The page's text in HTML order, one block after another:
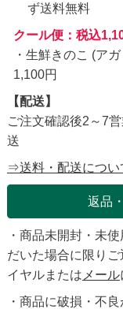
ず送料無料
クール便：税込
・生鮮きのこ (ア
1,100円
【配送】
ご注文確認後2～7
送
⇒送料・配送につい
返品
・商品未開封・未
だいた場合に限り
イヤルまたは メール
・商品に破損・不